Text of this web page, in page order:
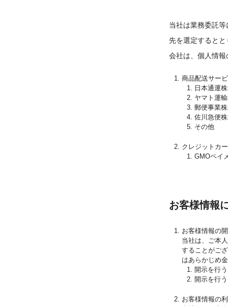
当社は業務委託
先を選定すると
会社は、個人情
商品配送サー
日本通運
ヤマト運
郵便事業
佐川急便
その他
クレジットカ
GMOペイ
お客様情報
お客様情報の
当社は、ご本
することがご
はあらかじめ
開示を行
開示を行
お客様情報の